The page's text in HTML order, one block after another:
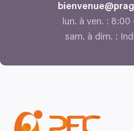
lun. à ven. : 8:00
sam. à dim. :